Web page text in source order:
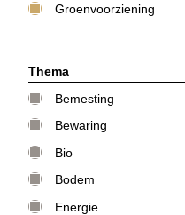
Groenvoorziening
Thema
Bemesting
Bewaring
Bio
Bodem
Energie